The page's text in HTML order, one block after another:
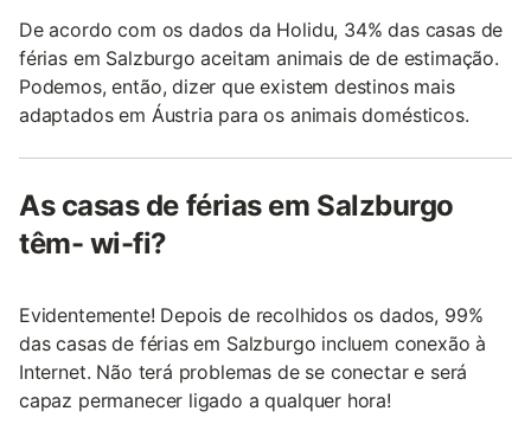
De acordo com os dados da Holidu, 34% das casas de
férias em Salzburgo aceitam animais de de estimação.
Podemos, então, dizer que existem destinos mais
adaptados em Áustria para os animais domésticos.
As casas de férias em Salzburgo
têm- wi-fi?
Evidentemente! Depois de recolhidos os dados, 99%
das casas de férias em Salzburgo incluem conexão à
Internet. Não terá problemas de se conectar e será
capaz permanecer ligado a qualquer hora!